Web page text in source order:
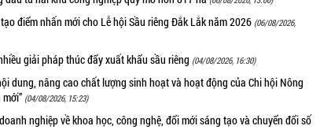
điểm nhấn mới cho Lễ hội Sầu riêng Đắk Lắk năm 2026 (06/08/2026,
giải pháp thúc đẩy xuất khẩu sầu riêng (04/08/2026, 16:30)
dung, nâng cao chất lượng sinh hoạt và hoạt động của Chi hội Nông
(04/08/2026, 15:23)
nghiệp về khoa học, công nghệ, đổi mới sáng tạo và chuyển đổi số